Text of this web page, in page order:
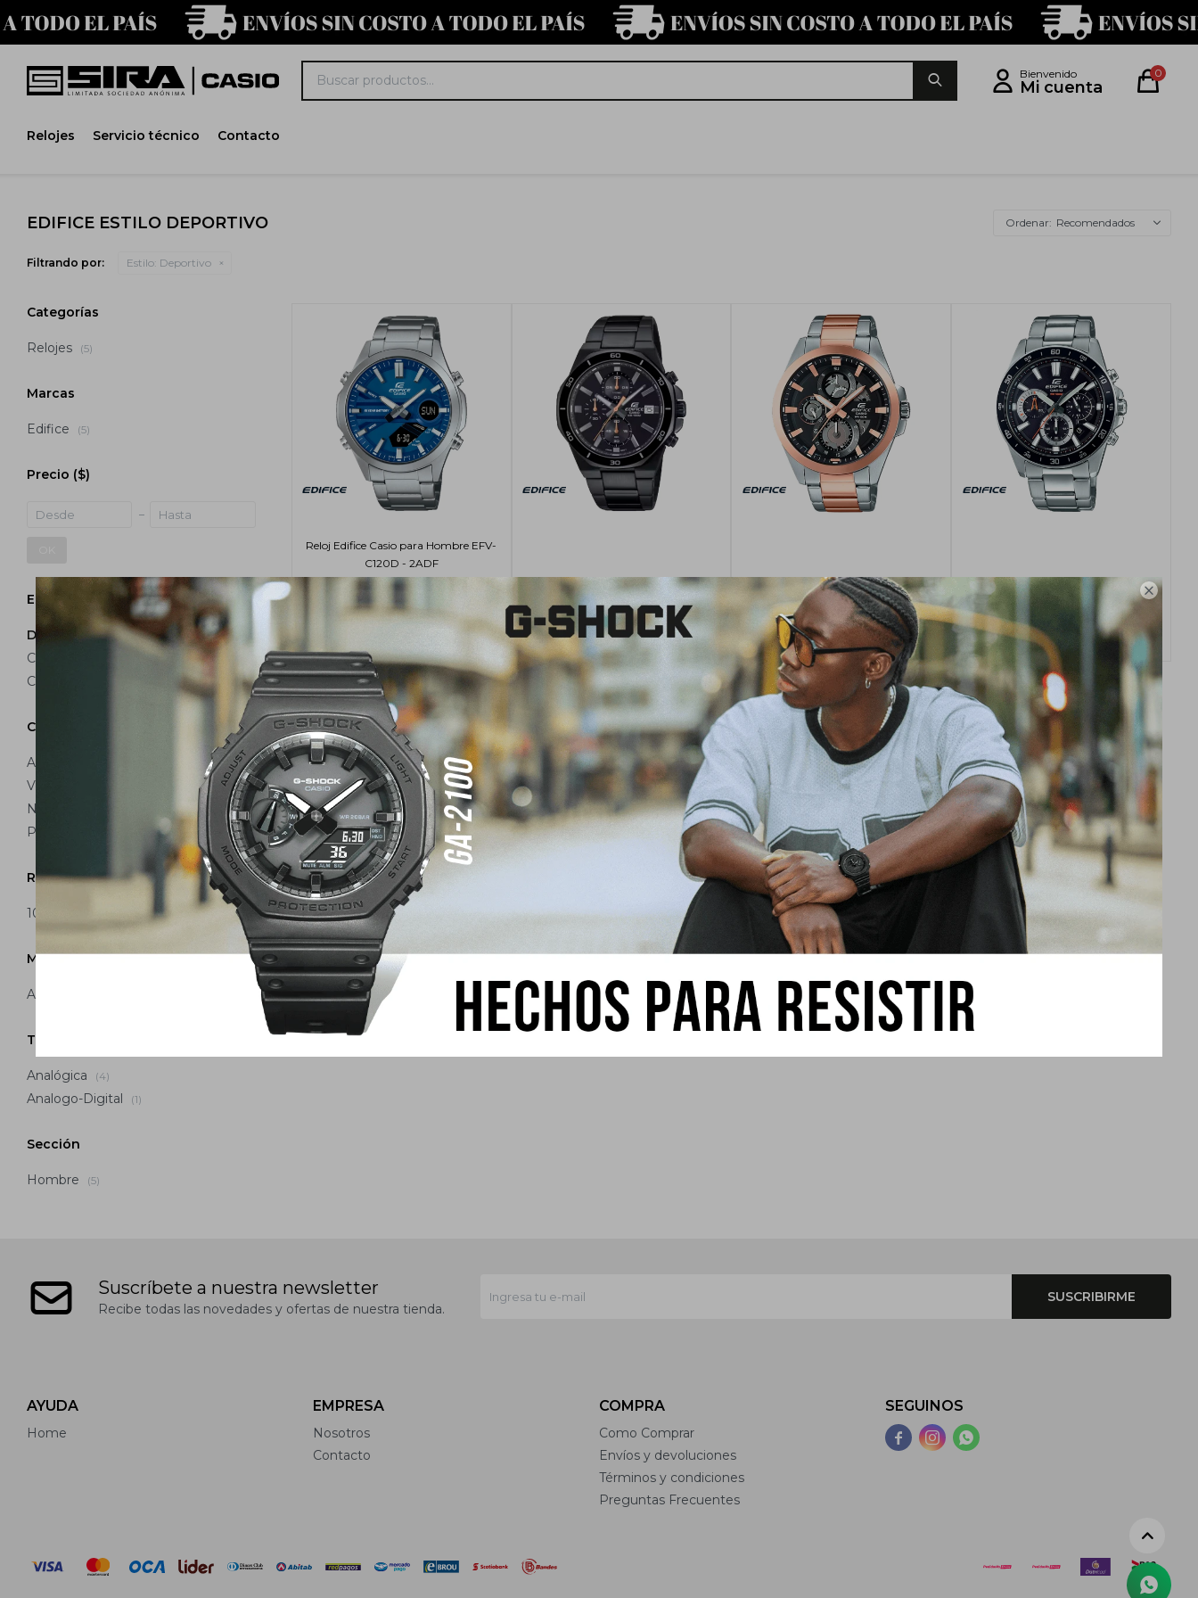

Relojes Servicio técnico Contacto
0
EDIFICE ESTILO DEPORTIVO Recomendados
Filtrando por: Estilo: Deportivo
Reloj Edifice Casio para Hombre EFV-
C120D - 2ADF
USD 270,00
Reloj Edifice Casio para Hombre EFV-
640DC-1AVUDF
USD 340,00
Reloj Edifice Casio para caballero ESK-
300SG-1AVUDF
USD 440,00
Reloj Edifice Casio Acero Inoxidable
Hombre EFV-570D-1AV
USD 250,00
Reloj Edifice Casio Acero Inoxidable
Hombre EFR-523D-7AVDF
USD
Categorías
Relojes (5)
Marcas
Edifice (5)
Precio ($)
Estilo
Deportivo (5)
Casual
Clásico
Color
Azul
Verde
Negro
Plateado
Resistencia al agua
100 m
Material Correa
Acero Inoxidable
Tipo de Pantalla
Analógica (4)
Analogo-Digital (1)
Sección
Hombre (5)
Suscríbete a nuestra newsletter
Recibe todas las novedades y ofertas de nuestra tienda.
SUSCRIBIRME
AYUDA
Home
EMPRESA
Nosotros
Contacto
COMPRA
Como Comprar
Envíos y devoluciones
Términos y condiciones
Preguntas Frecuentes
SEGUINOS
  